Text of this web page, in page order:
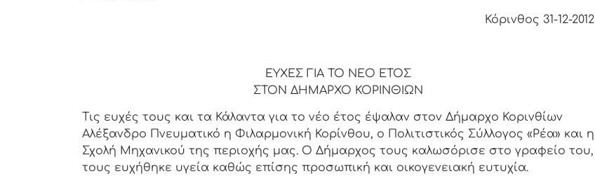
Κόρινθος 31-12-2012
ΕΥΧΕΣ ΓΙΑ ΤΟ ΝΕΟ ΕΤΟΣ
ΣΤΟΝ ΔΗΜΑΡΧΟ ΚΟΡΙΝΘΙΩΝ
Τις ευχές τους και τα Κάλαντα για το νέο έτος έψαλαν στον Δήμαρχο Κορινθίων
Αλέξανδρο Πνευματικό η Φιλαρμονική Κορίνθου, ο Πολιτιστικός Σύλλογος «Ρέα» και η
Σχολή Μηχανικού της περιοχής μας. Ο Δήμαρχος τους καλωσόρισε στο γραφείο του,
τους ευχήθηκε υγεία καθώς επίσης προσωπική και οικογενειακή ευτυχία.